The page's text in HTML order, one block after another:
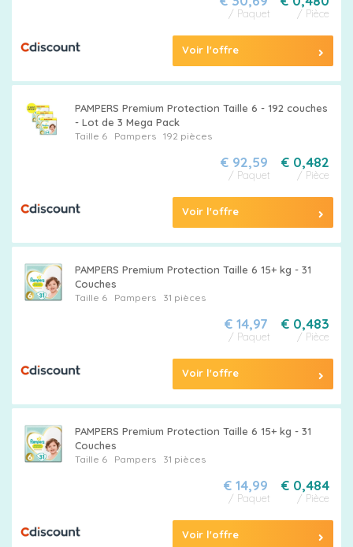
/ Pièce
/ Paquet
Voir l'offre
PAMPERS Premium Protection Taille 6 - 192 couches
- Lot de 3 Mega Pack
Taille 6 Pampers192 pièces
€ 0,482
/ Pièce
€ 92,59
/ Paquet
Voir l'offre
PAMPERS Premium Protection Taille 6 15+ kg - 31
Couches
Taille 6 Pampers31 pièces
€ 0,483
/ Pièce
€ 14,97
/ Paquet
Voir l'offre
PAMPERS Premium Protection Taille 6 15+ kg - 31
Couches
Taille 6 Pampers31 pièces
€ 0,484
/ Pièce
€ 14,99
/ Paquet
Voir l'offre